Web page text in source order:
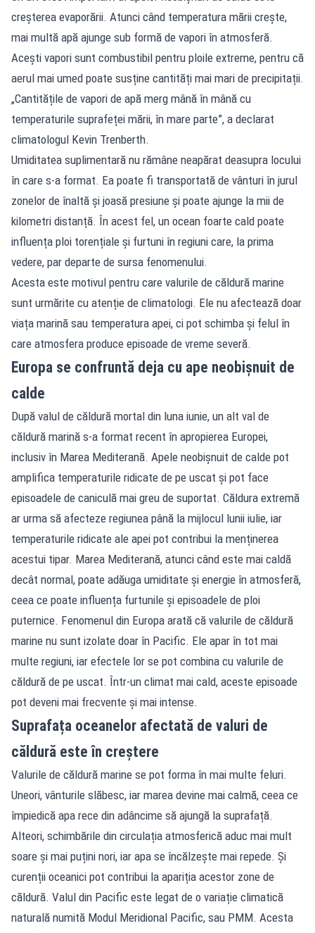
creșterea evaporării. Atunci când temperatura mării crește,
mai multă apă ajunge sub formă de vapori în atmosferă.
Acești vapori sunt combustibil pentru ploile extreme, pentru că
aerul mai umed poate susține cantități mai mari de precipitații.
„Cantitățile de vapori de apă merg mână în mână cu
temperaturile suprafeței mării, în mare parte”, a declarat
climatologul Kevin Trenberth.
Umiditatea suplimentară nu rămâne neapărat deasupra locului
în care s-a format. Ea poate fi transportată de vânturi în jurul
zonelor de înaltă și joasă presiune și poate ajunge la mii de
kilometri distanță. În acest fel, un ocean foarte cald poate
influența ploi torențiale și furtuni în regiuni care, la prima
vedere, par departe de sursa fenomenului.
Acesta este motivul pentru care valurile de căldură marine
sunt urmărite cu atenție de climatologi. Ele nu afectează doar
viața marină sau temperatura apei, ci pot schimba și felul în
care atmosfera produce episoade de vreme severă.
Europa se confruntă deja cu ape neobișnuit de
calde
După valul de căldură mortal din luna iunie, un alt val de
căldură marină s-a format recent în apropierea Europei,
inclusiv în Marea Mediterană. Apele neobișnuit de calde pot
amplifica temperaturile ridicate de pe uscat și pot face
episoadele de caniculă mai greu de suportat. Căldura extremă
ar urma să afecteze regiunea până la mijlocul lunii iulie, iar
temperaturile ridicate ale apei pot contribui la menținerea
acestui tipar. Marea Mediterană, atunci când este mai caldă
decât normal, poate adăuga umiditate și energie în atmosferă,
ceea ce poate influența furtunile și episoadele de ploi
puternice. Fenomenul din Europa arată că valurile de căldură
marine nu sunt izolate doar în Pacific. Ele apar în tot mai
multe regiuni, iar efectele lor se pot combina cu valurile de
căldură de pe uscat. Într-un climat mai cald, aceste episoade
pot deveni mai frecvente și mai intense.
Suprafața oceanelor afectată de valuri de
căldură este în creștere
Valurile de căldură marine se pot forma în mai multe feluri.
Uneori, vânturile slăbesc, iar marea devine mai calmă, ceea ce
împiedică apa rece din adâncime să ajungă la suprafață.
Alteori, schimbările din circulația atmosferică aduc mai mult
soare și mai puțini nori, iar apa se încălzește mai repede. Și
curenții oceanici pot contribui la apariția acestor zone de
căldură. Valul din Pacific este legat de o variație climatică
naturală numită Modul Meridional Pacific, sau PMM. Acesta